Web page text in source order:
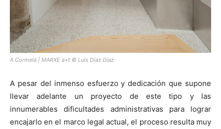
A Cormelá | MARXE a+t © Luís Díaz Díaz
A pesar del inmenso esfuerzo y dedicación que supone
llevar adelante un proyecto de este tipo y las
innumerables dificultades administrativas para lograr
encajarlo en el marco legal actual, el proceso resulta muy